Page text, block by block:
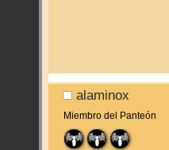
alaminox
Miembro del Panteón